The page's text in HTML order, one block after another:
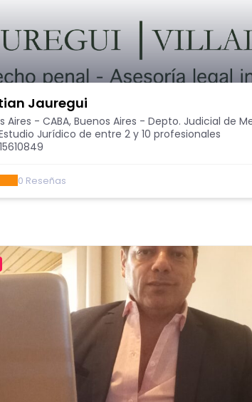
Jauregui
Aires - CABA, Buenos Aires - Depto. Judicial de
Jurídico de entre 2 y 10 profesionales
0 Reseñas